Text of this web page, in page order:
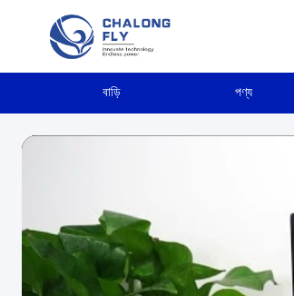
বাড়ি পণ্য